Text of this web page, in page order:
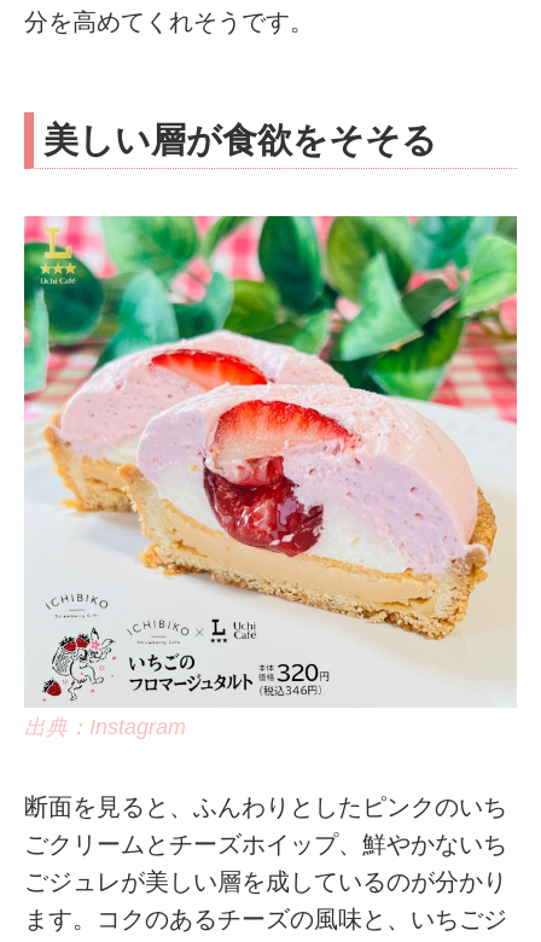
分を高めてくれそうです。
美しい層が食欲をそそる
出典：Instagram
断面を見ると、ふんわりとしたピンクのいち
ごクリームとチーズホイップ、鮮やかないち
ごジュレが美しい層を成しているのが分かり
ます。コクのあるチーズの風味と、いちごジ